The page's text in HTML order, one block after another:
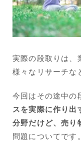
実際の段取りは、
様々なリサーチな
今回はその途中の
スを実際に作り出
分野だけど、売り
問題についてです。